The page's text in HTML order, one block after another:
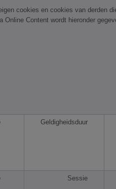
cookies en cookies van derden
Online Content wordt hieronder
Geldigheidsduur
Sessie